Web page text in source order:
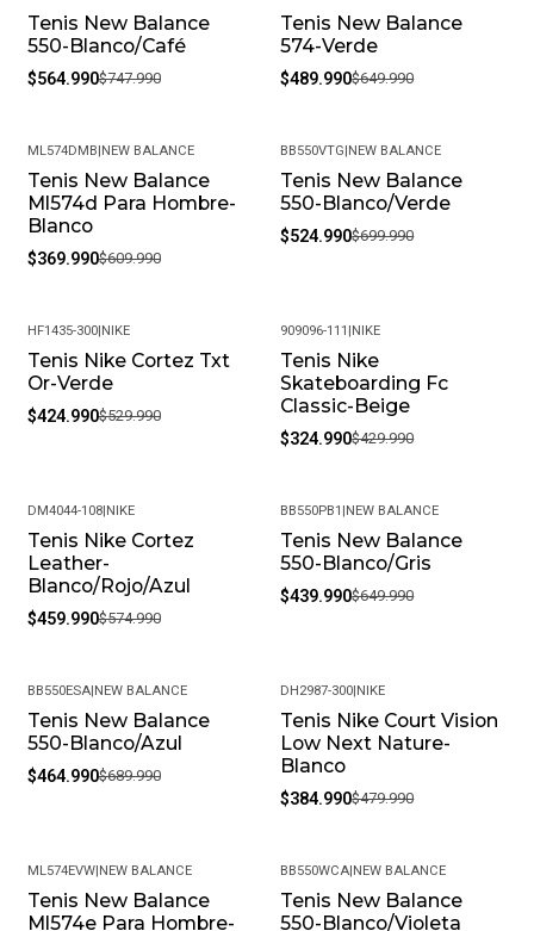
-24%
Tenis New Balance
550-Blanco/Café
$564.990$747.990
-25%
Tenis New Balance
574-Verde
$489.990$649.990
-39%
ML574DMB|NEW BALANCE
Tenis New Balance
Ml574d Para Hombre-
Blanco
$369.990$609.990
-25%
BB550VTG|NEW BALANCE
Tenis New Balance
550-Blanco/Verde
$524.990$699.990
-20%
HF1435-300|NIKE
Tenis Nike Cortez Txt
Or-Verde
$424.990$529.990
-24%
909096-111 |NIKE
Tenis Nike
Skateboarding Fc
Classic-Beige
$324.990$429.990
-20%
DM4044-108|NIKE
Tenis Nike Cortez
Leather-
Blanco/Rojo/Azul
$459.990$574.990
-32%
BB550PB1 |NEW BALANCE
Tenis New Balance
550-Blanco/Gris
$439.990$649.990
-33%
BB550ESA|NEW BALANCE
Tenis New Balance
550-Blanco/Azul
$464.990$689.990
-20%
DH2987-300|NIKE
Tenis Nike Court Vision
Low Next Nature-
Blanco
$384.990$479.990
-9%
ML574EVW|NEW BALANCE
Tenis New Balance
Ml574e Para Hombre-
-34%
BB550WCA|NEW BALANCE
Tenis New Balance
550-Blanco/Violeta